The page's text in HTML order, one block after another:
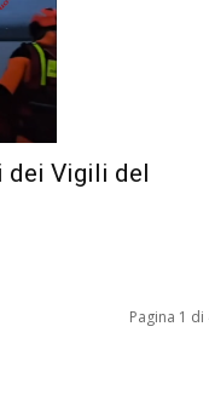
dei Vigili del
Pagina 1 di